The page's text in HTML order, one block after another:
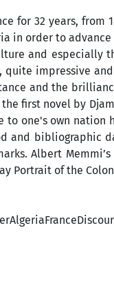
for 32 years,
in order to
and especially
quite impressive
and the
first novel by
one's own nation
and bibliographic
Albert
Portrait of the
AlgeriaFrance